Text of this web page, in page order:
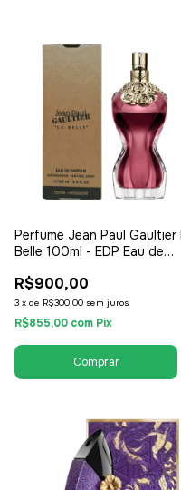
Perfume Jean Paul Gaultier
Belle 100ml - EDP Eau de
R$900,00
3 x de R$300,00 sem juros
R$855,00 com Pix